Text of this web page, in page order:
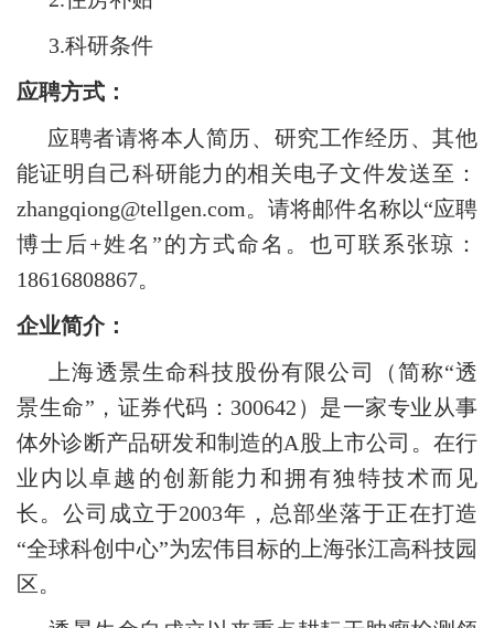
3.科研条件
应聘方式：
应聘者请将本人简历、研究工作经历、其他
能证明自己科研能力的相关电子文件发送至：
zhangqiong@tellgen.com。请将邮件名称以“应聘
博士后+姓名”的方式命名。也可联系张琼：
18616808867。
企业简介：
上海透景生命科技股份有限公司（简称“透
景生命”，证券代码：300642）是一家专业从事
体外诊断产品研发和制造的A股上市公司。在行
业内以卓越的创新能力和拥有独特技术而见
长。公司成立于2003年，总部坐落于正在打造
“全球科创中心”为宏伟目标的上海张江高科技园
区。